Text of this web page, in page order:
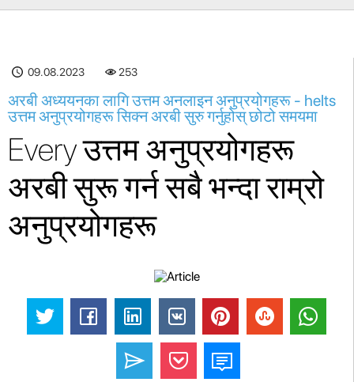
09.08.2023 253
अरबी अध्ययनका लागि उत्तम अनलाइन अनुप्रयोगहरू - helts
उत्तम अनुप्रयोगहरू सिक्न अरबी सुरु गर्नुहोस् छोटो समयमा
Every उत्तम अनुप्रयोगहरू
अरबी सुरू गर्न सबै भन्दा राम्रो
अनुप्रयोगहरू